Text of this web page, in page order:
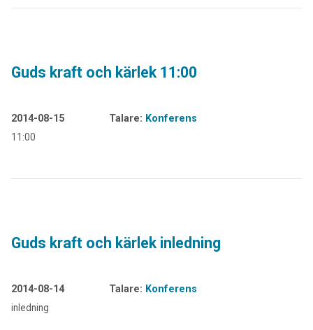
Guds kraft och kärlek 11:00
2014-08-15 Talare: Konferens
11:00
Guds kraft och kärlek inledning
2014-08-14 Talare: Konferens
inledning